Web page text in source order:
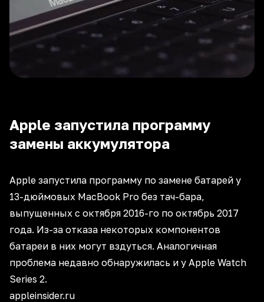
Apple запустила программу
замены аккумулятора
Apple запустила программу по замене батарей у
13-дюймовых MacBook Pro без тач-бара,
выпущенных с октября 2016-го по октябрь 2017
года. Из-за отказа некоторых компонентов
батареи в них могут вздуться. Аналогичная
проблема недавно обнаружилась и у Apple Watch
Series 2.
appleinsider.ru